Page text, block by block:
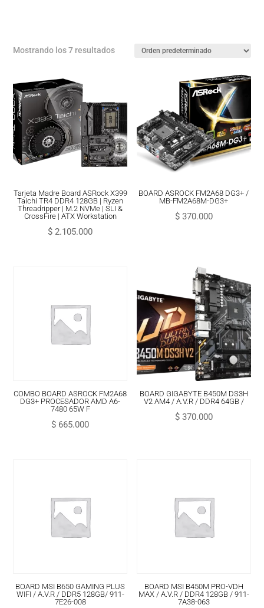
Mostrando los 7 resultados
Tarjeta Madre Board ASRock X399
Taichi TR4 DDR4 128GB | Ryzen
Threadripper | M.2 NVMe | SLI &
CrossFire | ATX Workstation
$ 2.105.000
BOARD ASROCK FM2A68 DG3+ /
MB-FM2A68M-DG3+
$370.000
COMBO BOARD ASROCK FM2A68
DG3+ PROCESADOR AMD A6-
7480 65W F
$ 665.000
BOARD GIGABYTE B450M DS3H
V2 AM4 / A.V.R / DDR4 64GB /
$370.000
BOARD MSI B650 GAMING PLUS
WIFI / A.V.R / DDR5 128GB/ 911-
7E26-008
BOARD MSI B450M PRO-VDH
MAX / A.V.R / DDR4 128GB / 911-
7A38-063